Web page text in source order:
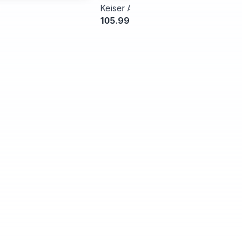
Keiser Air300 Leg Extension
105.999,00 kr.